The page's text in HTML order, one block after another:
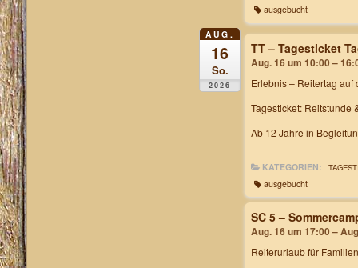
ausgebucht
AUG.
16
So.
2026
TT – Tagesticket
Aug. 16 um 10:00 –
Erlebnis – Reitertag auf
Tagesticket: Reitstunde
Ab 12 Jahre in
KATEGORIEN:
ausgebucht
SC 5 –
Aug. 16 um 17:00 –
Reiterurlaub für Familien